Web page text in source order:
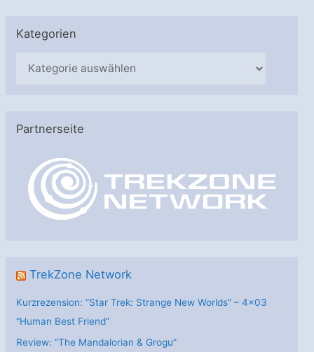
Kategorien
g
Partnerseite
TrekZone Network
Kurzrezension: “Star Trek: Strange New Worlds” – 4×03
“Human Best Friend”
Review: “The Mandalorian & Grogu”